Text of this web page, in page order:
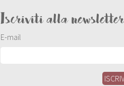
Iscriviti alla newsletter
E-mail